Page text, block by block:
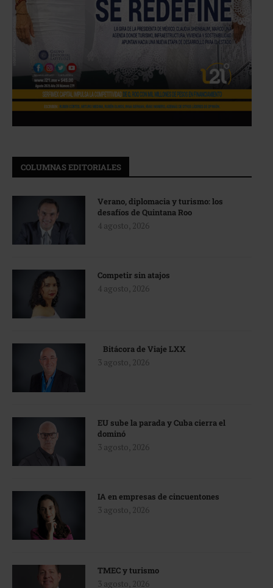
COLUMNAS EDITORIALES
Verano, diplomacia y turismo: los
desafíos de Quintana Roo
4 agosto, 2026
Competir sin atajos
4 agosto, 2026
Bitácora de Viaje LXX
3 agosto, 2026
EU sube la parada y Cuba cierra el
dominó
3 agosto, 2026
IA en empresas de cincuentones
3 agosto, 2026
TMEC y turismo
3 agosto, 2026